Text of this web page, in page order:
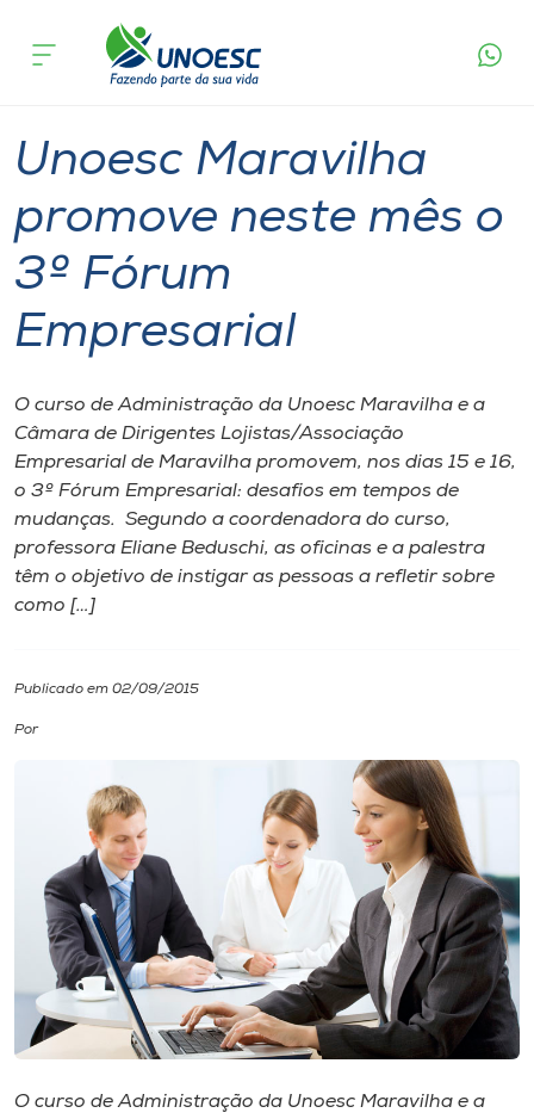
Cursos
Atendimento ao Estudante
Portal de Ensino
A
Internacionalização
I.nova
Cultura
Biblioteca
Editora
Rádio
acontece
Unoesc Maravilha
promove neste mês o
3º Fórum
Empresarial
O curso de Administração da Unoesc Maravilha e a
Câmara de Dirigentes Lojistas/Associação
Empresarial de Maravilha promovem, nos dias 15 e 16,
o 3º Fórum Empresarial: desafios em tempos de
mudanças. Segundo a coordenadora do curso,
professora Eliane Beduschi, as oficinas e a palestra
têm o objetivo de instigar as pessoas a refletir sobre
como […]
Publicado em 02/09/2015
Por
O curso de Administração da Unoesc Maravilha e a